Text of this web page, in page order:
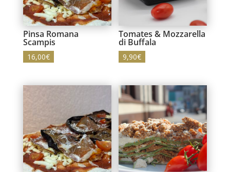
Pinsa Romana
Scampis
16,00€
Tomates & Mozzarella
di Buffala
9,90€